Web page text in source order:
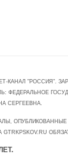
КАНАЛ "РОССИЯ".
ФЕДЕРАЛЬНОЕ
СЕРГЕЕВНА.